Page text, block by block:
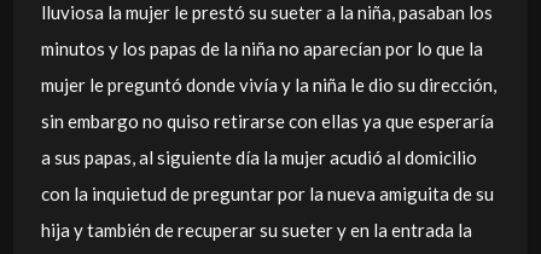
lluviosa la mujer le prestó su sueter a la niña, pasaban los
minutos y los papas de la niña no aparecían por lo que la
mujer le preguntó donde vivía y la niña le dio su dirección,
sin embargo no quiso retirarse con ellas ya que esperaría
a sus papas, al siguiente día la mujer acudió al domicilio
con la inquietud de preguntar por la nueva amiguita de su
hija y también de recuperar su sueter y en la entrada la